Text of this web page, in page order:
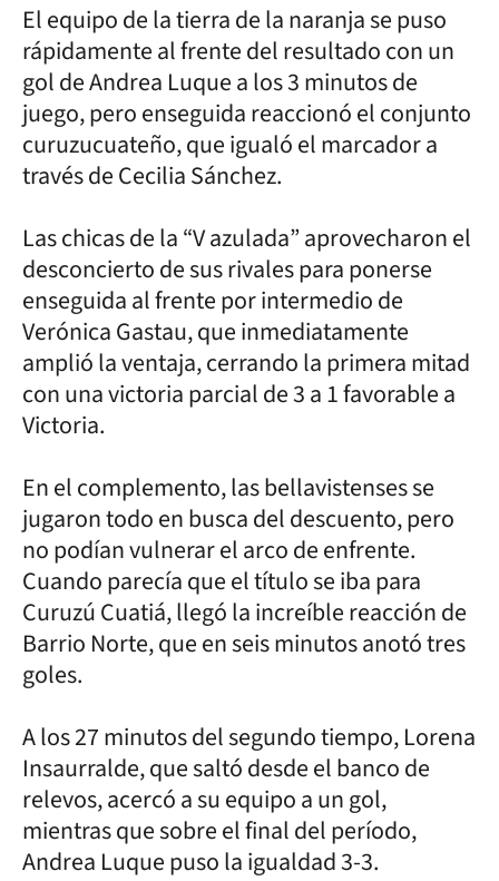
El equipo de la tierra de la naranja se puso
rápidamente al frente del resultado con un
gol de Andrea Luque a los 3 minutos de
juego, pero enseguida reaccionó el conjunto
curuzucuateño, que igualó el marcador a
través de Cecilia Sánchez.
Las chicas de la “V azulada” aprovecharon el
desconcierto de sus rivales para ponerse
enseguida al frente por intermedio de
Verónica Gastau, que inmediatamente
amplió la ventaja, cerrando la primera mitad
con una victoria parcial de 3 a 1 favorable a
Victoria.
En el complemento, las bellavistenses se
jugaron todo en busca del descuento, pero
no podían vulnerar el arco de enfrente.
Cuando parecía que el título se iba para
Curuzú Cuatiá, llegó la increíble reacción de
Barrio Norte, que en seis minutos anotó tres
goles.
A los 27 minutos del segundo tiempo, Lorena
Insaurralde, que saltó desde el banco de
relevos, acercó a su equipo a un gol,
mientras que sobre el final del período,
Andrea Luque puso la igualdad 3-3.